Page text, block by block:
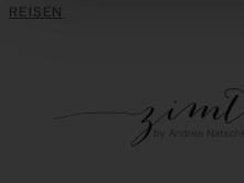
REISEN